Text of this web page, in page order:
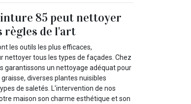
85 peut nettoyer
règles de l'art
les outils les plus efficaces,
nettoyer tous les types de façades. Chez
garantissons un nettoyage adéquat pour
diverses plantes nuisibles
de saletés. L'intervention de nos
maison son charme esthétique et son